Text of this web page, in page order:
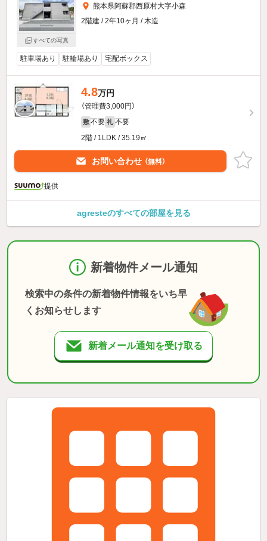
すべての写真
熊本県阿蘇郡西原村大字小森
2階建 / 2年10ヶ月 / 木造
駐車場あり 駐輪場あり 宅配ボックス
4.8万円
（管理費3,000円）
敷 不要 礼 不要
2階 / 1LDK / 35.19㎡
お問い合わせ （無料）
提供
agresteのすべての部屋を見る
新着物件メール通知
検索中の条件の新着物件情報をいち早
くお知らせします
新着メール通知を受け取る